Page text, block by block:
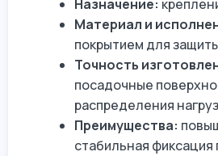
Назначение:
Материал и
покрытием для
Точность
посадочные
распределения
Преимущества:
стабильная фиксация